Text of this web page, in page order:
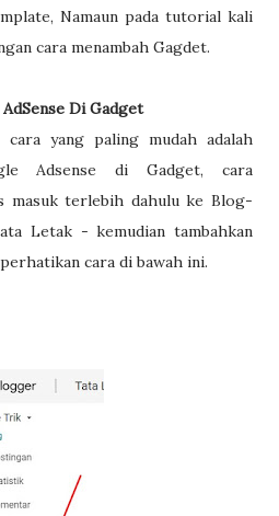
Namaun pada tutorial kali
cara menambah Gagdet.
Di Gadget
yang paling mudah adalah
Adsense di Gadget, cara
masuk terlebih dahulu ke Blog-
Letak - kemudian tambahkan
cara di bawah ini.